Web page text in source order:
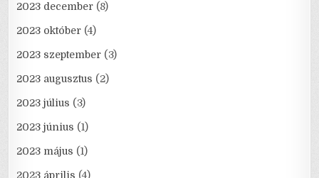
2023 december (8)
2023 október (4)
2023 szeptember (3)
2023 augusztus (2)
2023 július (3)
2023 június (1)
2023 május (1)
2023 április (4)